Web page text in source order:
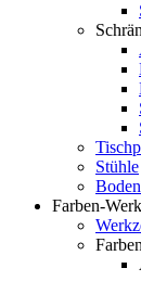
Stühle
Farben-